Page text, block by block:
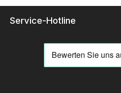
Service-Hotline